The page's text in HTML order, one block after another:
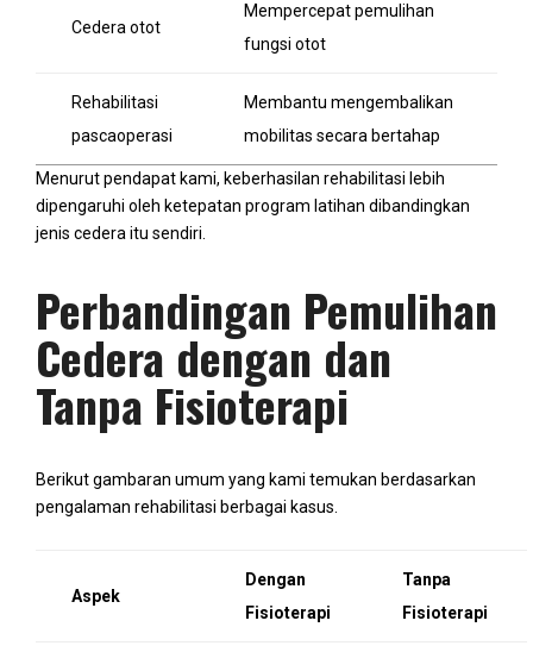
Cedera otot
Mempercepat pemulihan
fungsi otot
Rehabilitasi
pascaoperasi
Membantu mengembalikan
mobilitas secara bertahap
Menurut pendapat kami, keberhasilan rehabilitasi lebih
dipengaruhi oleh ketepatan program latihan dibandingkan
jenis cedera itu sendiri.
Perbandingan Pemulihan
Cedera dengan dan
Tanpa Fisioterapi
Berikut gambaran umum yang kami temukan berdasarkan
pengalaman rehabilitasi berbagai kasus.
Aspek
Dengan
Fisioterapi
Tanpa
Fisioterapi